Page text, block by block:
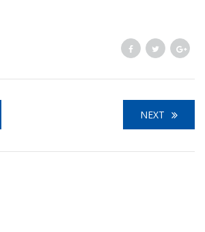
NEXT